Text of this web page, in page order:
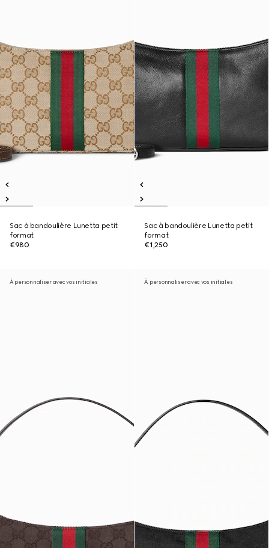
Sac à bandoulière Lunetta petit
format
€980
Sac à bandoulière Lunetta petit
format
€1,250
À personnaliser avec vos initiales À personnaliser avec vos initiales